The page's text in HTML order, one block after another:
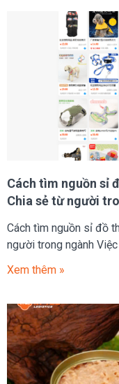
Cách tìm nguồn sỉ
Chia sẻ từ người
Cách tìm nguồn sỉ đồ
người trong ngành
Xem thêm »